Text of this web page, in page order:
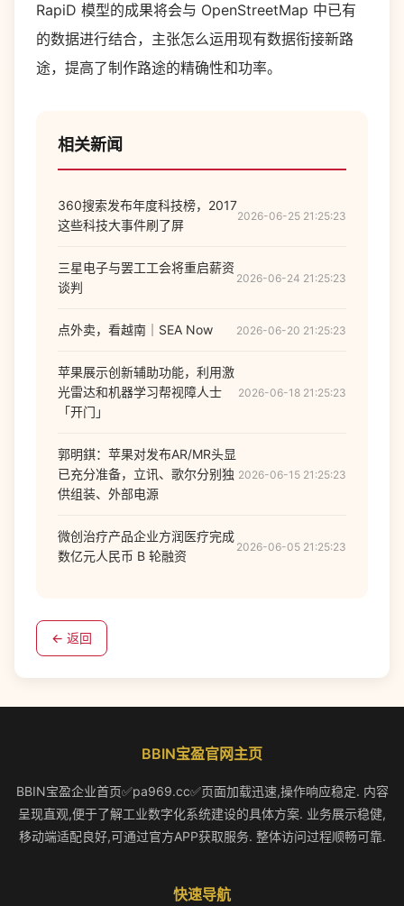
RapiD 模型的成果将会与 OpenStreetMap 中已有
的数据进行结合，主张怎么运用现有数据衔接新路
途，提高了制作路途的精确性和功率。
相关新闻
360搜索发布年度科技榜，2017
这些科技大事件刷了屏
2026-06-25 21:25:23
三星电子与罢工工会将重启薪资
谈判
2026-06-24 21:25:23
点外卖，看越南｜SEA Now 2026-06-20 21:25:23
苹果展示创新辅助功能，利用激
光雷达和机器学习帮视障人士
「开门」
2026-06-18 21:25:23
郭明錤：苹果对发布AR/MR头显
已充分准备，立讯、歌尔分别独
供组装、外部电源
2026-06-15 21:25:23
微创治疗产品企业方润医疗完成
数亿元人民币 B 轮融资
2026-06-05 21:25:23
← 返回
BBIN宝盈官网主页
BBIN宝盈企业首页✅pa969.cc✅页面加载迅速,操作响应稳定. 内容
呈现直观,便于了解工业数字化系统建设的具体方案. 业务展示稳健,
移动端适配良好,可通过官方APP获取服务. 整体访问过程顺畅可靠.
快速导航